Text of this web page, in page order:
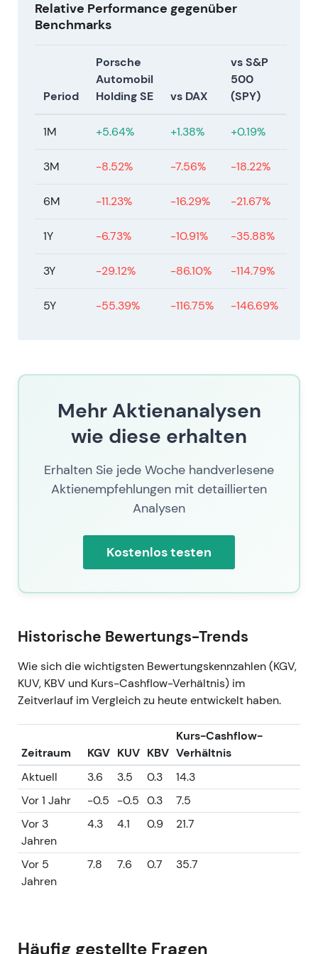
Relative Performance gegenüber
Benchmarks
Period
Porsche
Automobil
Holding SE
vs DAX
vs S&P
500
(SPY)
1M +5.64% +1.38% +0.19%
3M -8.52% -7.56% -18.22%
6M -11.23% -16.29% -21.67%
1Y -6.73% -10.91% -35.88%
3Y -29.12% -86.10% -114.79%
5Y -55.39% -116.75% -146.69%
Mehr Aktienanalysen
wie diese erhalten
Erhalten Sie jede Woche handverlesene
Aktienempfehlungen mit detaillierten
Analysen
Kostenlos testen
Historische Bewertungs-Trends
Wie sich die wichtigsten Bewertungskennzahlen (KGV,
KUV, KBV und Kurs-Cashflow-Verhältnis) im
Zeitverlauf im Vergleich zu heute entwickelt haben.
Zeitraum KGV KUV KBV
Kurs-Cashflow-
Verhältnis
Aktuell
3.6 3.5 0.3
14.3
Vor 1 Jahr
-0.5 -0.5 0.3
7.5
Vor 3
Jahren
4.3 4.1 0.9 21.7
Vor 5
Jahren
7.8 7.6 0.7 35.7
Häufig gestellte Fragen